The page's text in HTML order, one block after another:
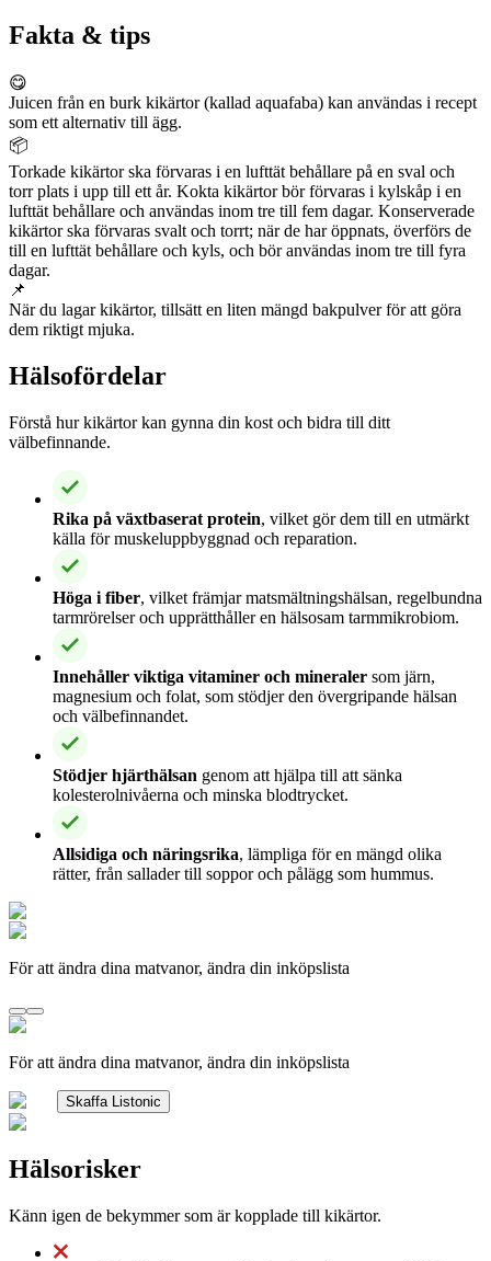
Fakta & tips
😋
Juicen från en burk kikärtor (kallad aquafaba) kan användas i recept
som ett alternativ till ägg.
📦
Torkade kikärtor ska förvaras i en lufttät behållare på en sval och
torr plats i upp till ett år. Kokta kikärtor bör förvaras i kylskåp i en
lufttät behållare och användas inom tre till fem dagar. Konserverade
kikärtor ska förvaras svalt och torrt; när de har öppnats, överförs de
till en lufttät behållare och kyls, och bör användas inom tre till fyra
dagar.
📌
När du lagar kikärtor, tillsätt en liten mängd bakpulver för att göra
dem riktigt mjuka.
Hälsofördelar
Förstå hur kikärtor kan gynna din kost och bidra till ditt
välbefinnande.
Rika på växtbaserat protein, vilket gör dem till en utmärkt
källa för muskeluppbyggnad och reparation.
Höga i fiber, vilket främjar matsmältningshälsan, regelbundna
tarmrörelser och upprätthåller en hälsosam tarmmikrobiom.
Innehåller viktiga vitaminer och mineraler som järn,
magnesium och folat, som stödjer den övergripande hälsan
och välbefinnandet.
Stödjer hjärthälsan genom att hjälpa till att sänka
kolesterolnivåerna och minska blodtrycket.
Allsidiga och näringsrika, lämpliga för en mängd olika
rätter, från sallader till soppor och pålägg som hummus.
För att ändra dina matvanor, ändra din inköpslista
För att ändra dina matvanor, ändra din inköpslista
Skaffa Listonic
Hälsorisker
Känn igen de bekymmer som är kopplade till kikärtor.